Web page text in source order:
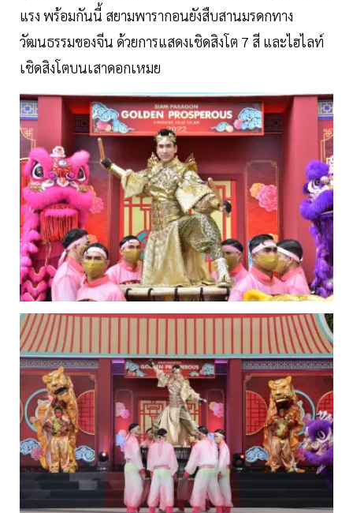
แรง พร้อมกันนี้ สยามพารากอนยังสืบสานมรดกทาง
วัฒนธรรมของจีน ด้วยการแสดงเชิดสิงโต 7 สี และไฮไลท์
เชิดสิงโตบนเสาดอกเหมย